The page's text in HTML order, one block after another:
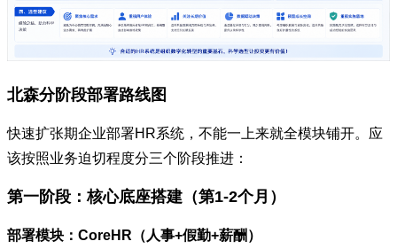
北森分阶段部署路线图
快速扩张期企业部署HR系统，不能一上来就全模块铺开。应
该按照业务迫切程度分三个阶段推进：
第一阶段：核心底座搭建（第1-2个月）
部署模块：CoreHR（人事+假勤+薪酬）